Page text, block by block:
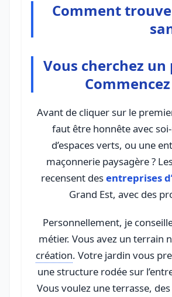
Comment
Vous cherchez un
Avant de cliquer sur le
faut être honnête avec
d’espaces verts, ou une
maçonnerie paysagère ?
recensent desentreprises
Grand Est, avec des
Personnellement, je
métier. Vous avez un terrain
création. Votre jardin vous
une structure rodée sur
Vous voulez une terrasse,